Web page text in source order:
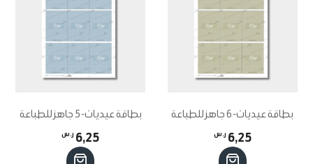
بطاقة عيديات-6 جاهز للطباعة
6,25 ر.س
بطاقة عيديات-5 جاهز للطباعة
6,25 ر.س